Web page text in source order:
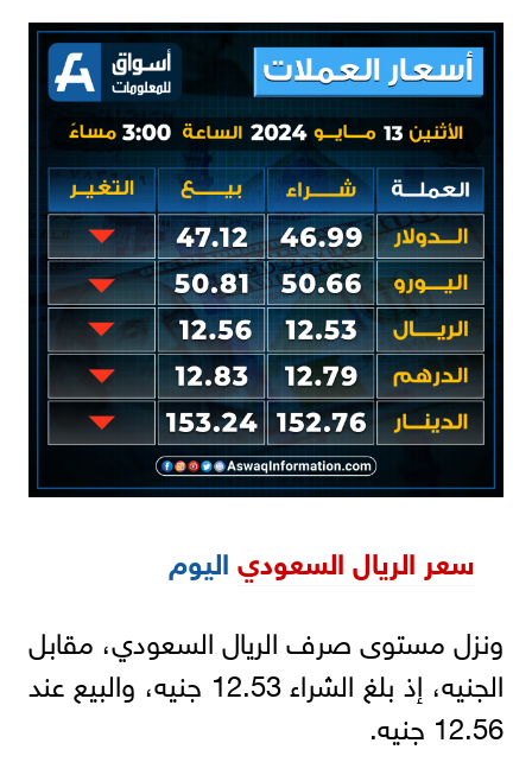
سعر الريال السعودياليوم
ونزل مستوى صرف الريال السعودي، مقابل
الجنيه، إذ بلغ الشراء 12.53 جنيه، والبيع عند
12.56 جنيه.